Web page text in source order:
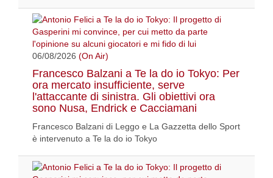
06/08/2026 (On Air)
Francesco Balzani a Te la do io Tokyo: Per
ora mercato insufficiente, serve
l'attaccante di sinistra. Gli obiettivi ora
sono Nusa, Endrick e Cacciamani
Francesco Balzani di Leggo e La Gazzetta dello Sport
è intervenuto a Te la do io Tokyo